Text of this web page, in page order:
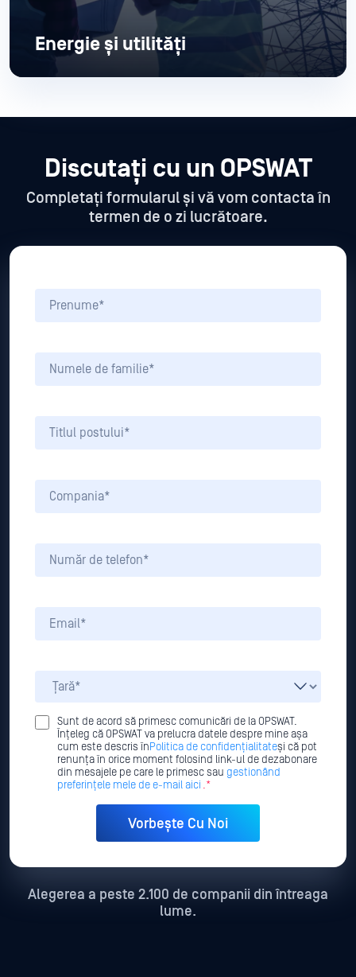
Energie și utilități
Discutați cu un OPSWAT
Completați formularul și vă vom contacta în
termen de o zi lucrătoare.
Sunt de acord să primesc comunicări de la OPSWAT.
Înțeleg că OPSWAT va prelucra datele despre mine așa
cum este descris înPolitica de confidențialitateși că pot
renunța în orice moment folosind link-ul de dezabonare
din mesajele pe care le primesc sau gestionând
preferințele mele de e-mail aici .*
Alegerea a peste 2.100 de companii din întreaga
lume.